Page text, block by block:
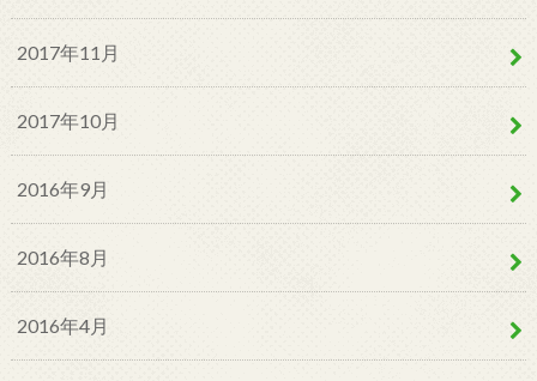
2017年11月
2017年10月
2016年9月
2016年8月
2016年4月